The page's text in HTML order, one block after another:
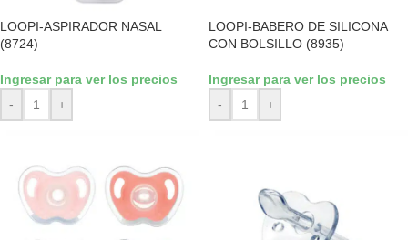
LOOPI-ASPIRADOR NASAL
(8724)
Ingresar para ver los precios
-
+
LOOPI-BABERO DE SILICONA
CON BOLSILLO (8935)
Ingresar para ver los precios
-
+